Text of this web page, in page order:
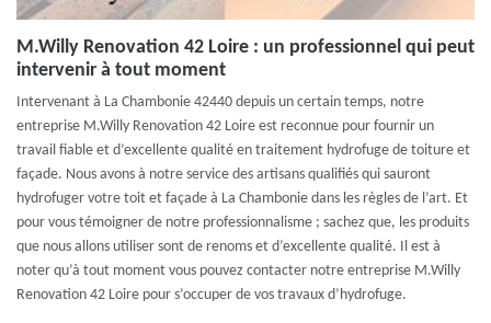
M.Willy Renovation 42 Loire : un professionnel qui peut
intervenir à tout moment
Intervenant à La Chambonie 42440 depuis un certain temps, notre
entreprise M.Willy Renovation 42 Loire est reconnue pour fournir un
travail fiable et d’excellente qualité en traitement hydrofuge de toiture et
façade. Nous avons à notre service des artisans qualifiés qui sauront
hydrofuger votre toit et façade à La Chambonie dans les règles de l’art. Et
pour vous témoigner de notre professionnalisme ; sachez que, les produits
que nous allons utiliser sont de renoms et d’excellente qualité. Il est à
noter qu’à tout moment vous pouvez contacter notre entreprise M.Willy
Renovation 42 Loire pour s’occuper de vos travaux d’hydrofuge.